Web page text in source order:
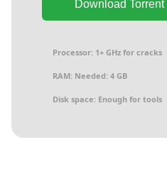
Download Torrent
Processor: 1+ GHz for cracks
RAM: Needed: 4 GB
Disk space: Enough for tools